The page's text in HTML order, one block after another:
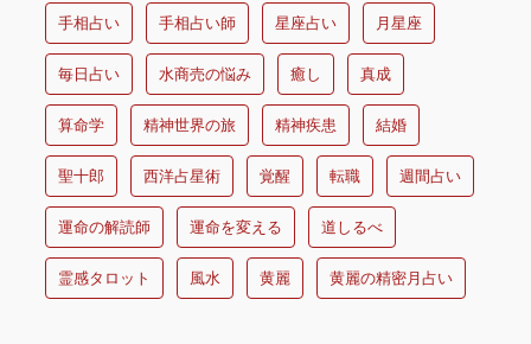
手相占い 手相占い師 星座占い 月星座
毎日占い 水商売の悩み 癒し 真成
算命学 精神世界の旅 精神疾患 結婚
聖十郎 西洋占星術 覚醒 転職 週間占い
運命の解読師 運命を変える 道しるべ
霊感タロット 風水 黄麗 黄麗の精密月占い